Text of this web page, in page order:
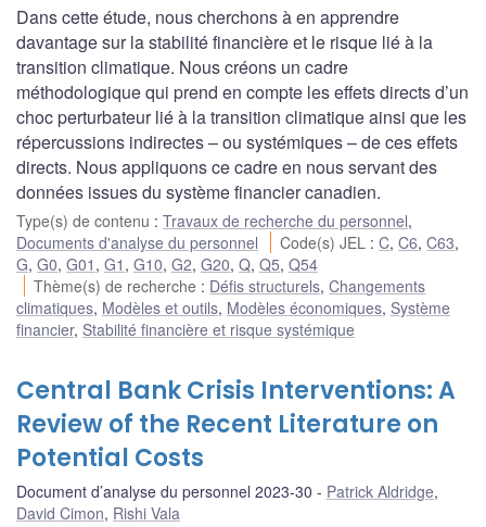
Dans cette étude, nous cherchons à en apprendre
davantage sur la stabilité financière et le risque lié à la
transition climatique. Nous créons un cadre
méthodologique qui prend en compte les effets directs d’un
choc perturbateur lié à la transition climatique ainsi que les
répercussions indirectes – ou systémiques – de ces effets
directs. Nous appliquons ce cadre en nous servant des
données issues du système financier canadien.
Type(s) de contenu : Travaux de recherche du personnel,
Documents d'analyse du personnel
Code(s) JEL :C,C6,C63,
G, G0, G01 , G1 , G10, G2, G20, Q, Q5, Q54
Thème(s) de recherche : Défis structurels,Changements
climatiques, Modèles et outils, Modèles économiques, Système
financier, Stabilité financière et risque systémique
Central Bank Crisis Interventions: A
Review of the Recent Literature on
Potential Costs
Document d’analyse du personnel 2023-30 Patrick Aldridge,
David Cimon, Rishi Vala